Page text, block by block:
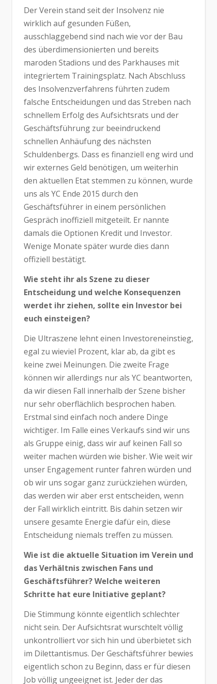
Der Verein stand seit der Insolvenz nie
wirklich auf gesunden Füßen,
ausschlaggebend sind nach wie vor der Bau
des überdimensionierten und bereits
maroden Stadions und des Parkhauses mit
integriertem Trainingsplatz. Nach Abschluss
des Insolvenzverfahrens führten zudem
falsche Entscheidungen und das Streben nach
schnellem Erfolg des Aufsichtsrats und der
Geschäftsführung zur beeindruckend
schnellen Anhäufung des nächsten
Schuldenbergs. Dass es finanziell eng wird und
wir externes Geld benötigen, um weiterhin
den aktuellen Etat stemmen zu können, wurde
uns als YC Ende 2015 durch den
Geschäftsführer in einem persönlichen
Gespräch inoffiziell mitgeteilt. Er nannte
damals die Optionen Kredit und Investor.
Wenige Monate später wurde dies dann
offiziell bestätigt.
Wie steht ihr als Szene zu dieser
Entscheidung und welche Konsequenzen
werdet ihr ziehen, sollte ein Investor bei
euch einsteigen?
Die Ultraszene lehnt einen Investoreneinstieg,
egal zu wieviel Prozent, klar ab, da gibt es
keine zwei Meinungen. Die zweite Frage
können wir allerdings nur als YC beantworten,
da wir diesen Fall innerhalb der Szene bisher
nur sehr oberflächlich besprochen haben.
Erstmal sind einfach noch andere Dinge
wichtiger. Im Falle eines Verkaufs sind wir uns
als Gruppe einig, dass wir auf keinen Fall so
weiter machen würden wie bisher. Wie weit wir
unser Engagement runter fahren würden und
ob wir uns sogar ganz zurückziehen würden,
das werden wir aber erst entscheiden, wenn
der Fall wirklich eintritt. Bis dahin setzen wir
unsere gesamte Energie dafür ein, diese
Entscheidung niemals treffen zu müssen.
Wie ist die aktuelle Situation im Verein und
das Verhältnis zwischen Fans und
Geschäftsführer? Welche weiteren
Schritte hat eure Initiative geplant?
Die Stimmung könnte eigentlich schlechter
nicht sein. Der Aufsichtsrat wurschtelt völlig
unkontrolliert vor sich hin und überbietet sich
im Dilettantismus. Der Geschäftsführer bewies
eigentlich schon zu Beginn, dass er für diesen
Job völlig ungeeignet ist. Jeder der das